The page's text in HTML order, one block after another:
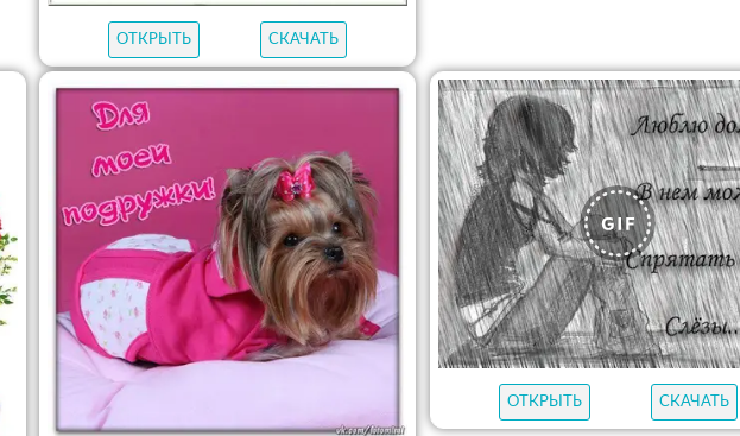
ОТКРЫТЬ СКАЧАТЬ
ОТКРЫТЬ СКАЧАТЬ